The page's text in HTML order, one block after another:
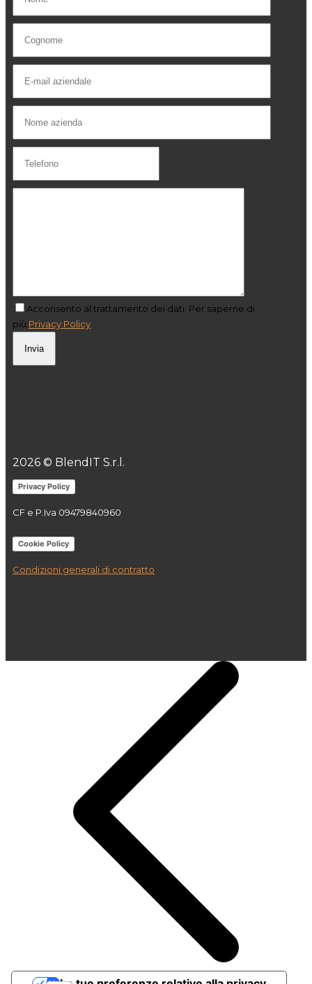
Acconsento al trattamento dei dati. Per saperne di
più:Privacy Policy
2026 © BlendIT S.r.l.
Privacy Policy
CF e P.Iva 09479840960
Cookie Policy
Condizioni generali di contratto